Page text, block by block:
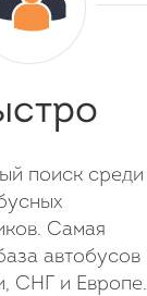
поиск среди
Самая
автобусов
СНГ и Европе.